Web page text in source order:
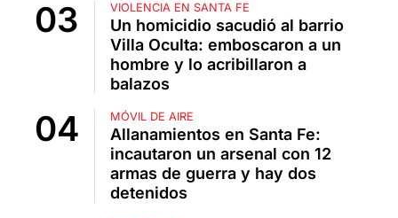
VIOLENCIA EN SANTA FE
Un homicidio sacudió al barrio
Villa Oculta: emboscaron a un
hombre y lo acribillaron a
balazos
MÓVIL DE AIRE
Allanamientos en Santa Fe:
incautaron un arsenal con 12
armas de guerra y hay dos
detenidos